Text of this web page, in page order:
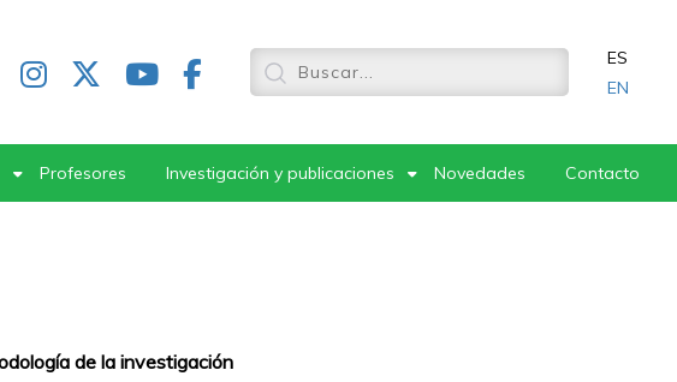
ES
EN
Profesores Investigación y publicaciones Novedades Contacto
de la investigación